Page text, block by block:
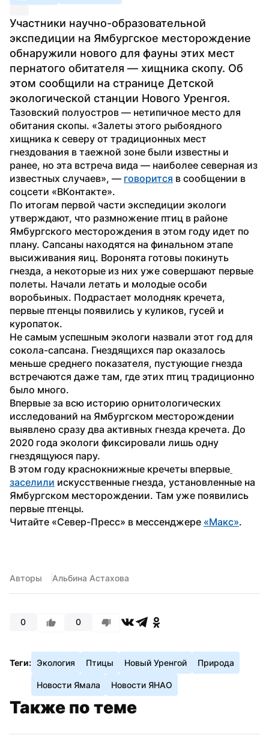
Участники научно-образовательной
экспедиции на Ямбургское месторождение
обнаружили нового для фауны этих мест
пернатого обитателя — хищника скопу. Об
этом сообщили на странице Детской
экологической станции Нового Уренгоя.
Тазовский полуостров — нетипичное место для
обитания скопы. «Залеты этого рыбоядного
хищника к северу от традиционных мест
гнездования в таежной зоне были известны и
ранее, но эта встреча вида — наиболее северная из
известных случаев», — говорится в сообщении в
соцсети «ВКонтакте».
По итогам первой части экспедиции экологи
утверждают, что размножение птиц в районе
Ямбургского месторождения в этом году идет по
плану. Сапсаны находятся на финальном этапе
высиживания яиц. Воронята готовы покинуть
гнезда, а некоторые из них уже совершают первые
полеты. Начали летать и молодые особи
воробьиных. Подрастает молодняк кречета,
первые птенцы появились у куликов, гусей и
куропаток.
Не самым успешным экологи назвали этот год для
сокола-сапсана. Гнездящихся пар оказалось
меньше среднего показателя, пустующие гнезда
встречаются даже там, где этих птиц традиционно
было много.
Впервые за всю историю орнитологических
исследований на Ямбургском месторождении
выявлено сразу два активных гнезда кречета. До
2020 года экологи фиксировали лишь одну
гнездящуюся пару.
В этом году краснокнижные кречеты впервые
заселили искусственные гнезда, установленные на
Ямбургском месторождении. Там уже появились
первые птенцы.
Читайте «Север-Пресс» в мессенджере «Макс».
Авторы Альбина Астахова
0 0
Теги: Экология Птицы Новый Уренгой Природа
Новости Ямала Новости ЯНАО
Также по теме